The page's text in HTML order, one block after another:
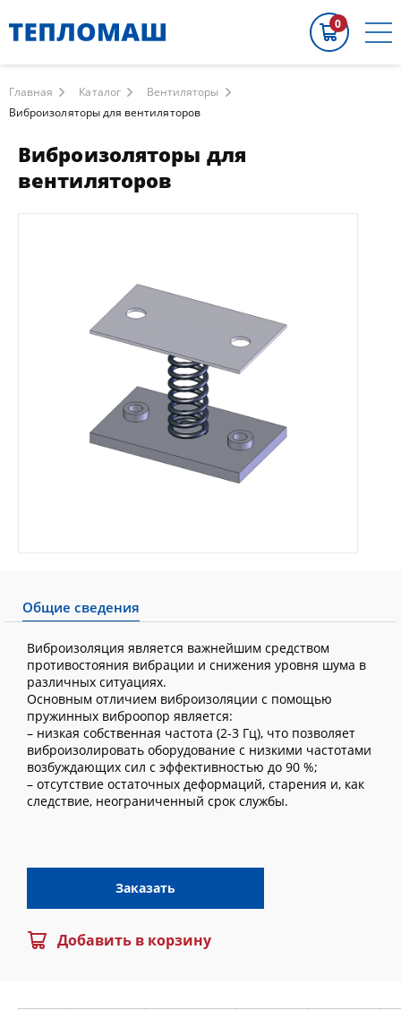
0
Главная Каталог
Вентиляторы
Виброизоляторы для вентиляторов
Виброизоляторы для
вентиляторов
Общие сведения
Виброизоляция является важнейшим средством
противостояния вибрации и снижения уровня шума в
различных ситуациях.
Основным отличием виброизоляции с помощью
пружинных виброопор является:
– низкая собственная частота (2-3 Гц), что позволяет
виброизолировать оборудование с низкими частотами
возбуждающих сил с эффективностью до 90 %;
– отсутствие остаточных деформаций, старения и, как
следствие, неограниченный срок службы.
Заказать
Добавить в корзину